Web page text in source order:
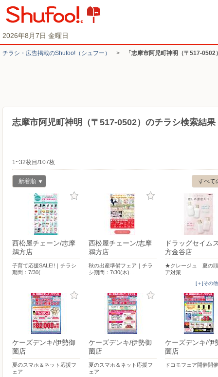
2026年8月7日 金曜日
チラシ・​広告掲載の​Shufoo!​（シュフー） > 「志摩市阿児町神明（〒517-
志摩市阿児町神明（〒517-0502）のチラシ検索結果
1~32枚目/107枚
すべて
新着順
西松屋チェーン/志摩
鵜方店
子育て応援SALE!!｜チラシ
期間：7/30(…
西松屋チェーン/志摩
鵜方店
秋の出産準備フェア｜チラ
シ期間：7/30(木)…
ドラッグセイ
方金谷店
★クレージュ 夏の
ア対策
[＋]その
ケーズデンキ/伊勢御
薗店
夏のスマホ＆ネット応援フ
ェア
ケーズデンキ/伊勢御
薗店
夏のスマホ＆ネット応援フ
ェア
ケーズデンキ/伊
薗店
ドコモフェア開催開催